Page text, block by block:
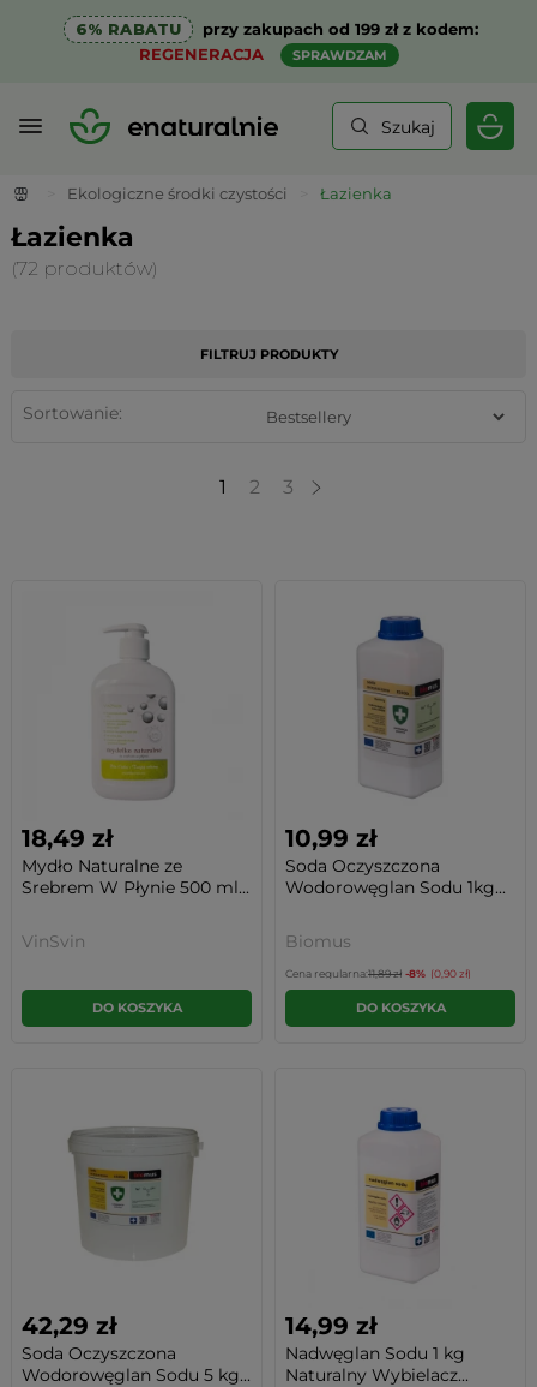
6% RABATU
przy zakupach od 199 zł z kodem:
REGENERACJA
SPRAWDZAM
Szukaj
Ekologiczne środki czystości Łazienka
Łazienka
(72 produktów)
FILTRUJ PRODUKTY
Sortowanie:
1 2 3
18,49 zł
Mydło Naturalne ze
Srebrem W Płynie 500 ml...
VinSvin
DO KOSZYKA
10,99 zł
Soda Oczyszczona
Wodorowęglan Sodu 1kg...
Biomus
Cena regularna:11,89 zł -8% (0,90 zł)
DO KOSZYKA
42,29 zł
Soda Oczyszczona
Wodorowęglan Sodu 5 kg...
14,99 zł
Nadwęglan Sodu 1 kg
Naturalny Wybielacz...